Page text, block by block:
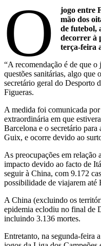
O
jogo entre
mão dos
de futebol,
decorrer à
terça-feira
“A recomendação é de que
questões sanitárias, algo que
secretário geral do Desporto
Figueras.
A medida foi comunicada
extraordinária em que
Barcelona e o secretário para
Guix, e ocorre devido ao
As preocupações em
impacto devido ao facto de
seguir à China, com 9.172
possibilidade de viajarem até
A China (excluindo os
epidemia eclodiu no final de
incluindo 3.136 mortes.
Entretanto, na segunda-feira